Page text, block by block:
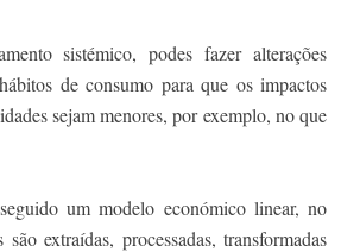
sistémico, podes fazer alterações
de consumo para que os impactos
sejam menores, por exemplo, no que
um modelo económico linear, no
extraídas, processadas, transformadas